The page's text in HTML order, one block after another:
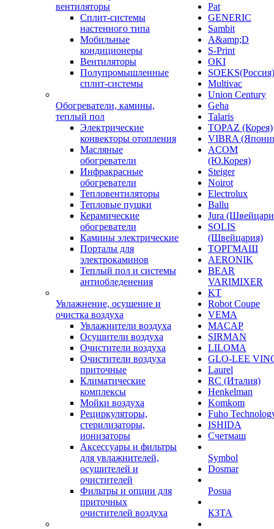
вентиляторы
Сплит-системы
настенного типа
Мобильные
кондиционеры
Вентиляторы
Полупромышленные
сплит-системы
Обогреватели, камины,
теплый пол
Электрические
конвекторы отопления
Масляные
обогреватели
Инфракрасные
обогреватели
Тепловентиляторы
Тепловые пушки
Керамические
обогреватели
Камины электрические
Порталы для
электрокаминов
Теплый пол и системы
антиобледенения
Увлажнение, осушение и
очистка воздуха
Увлажнители воздуха
Осушители воздуха
Очистители воздуха
Очистители воздуха
приточные
Климатические
комплексы
Мойки воздуха
Рециркуляторы,
стерилизаторы,
ионизаторы
Аксессуары и фильтры
для увлажнителей,
осушителей и
очистителей
Фильтры и опции для
приточных
очистителей воздуха
Pat
GENERIC
Sambit
A&amp;D
S-Print
OKI
SOEKS(Россия)
Multivac
Union Century
Geha
Talaris
TOPAZ (Корея)
VIBRA
ACOM
(Ю.Корея)
Steiger
Noirot
Electrolux
Ballu
Jura
SOLIS
(Швейцария)
ТОРГМАШ
AERONIK
BEAR
VARIMIXER
KT
Robot Coupe
VEMA
MACAP
SIRMAN
LILOMA
GLO-LEE
Laurel
RC (Италия)
Henkelman
Komkom
Fuho
ISHIDA
Счетмаш
Symbol
Dosmar
Posua
КЗТА